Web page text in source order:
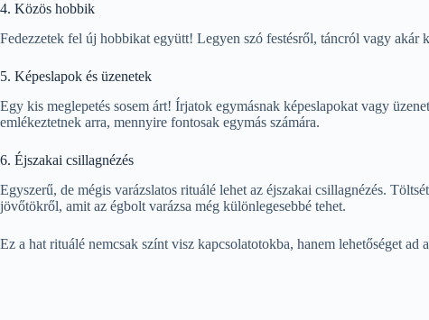
4. Közös hobbik
Fedezzetek fel új hobbikat együtt! Legyen szó festésről, táncról vagy akár
5. Képeslapok és üzenetek
Egy kis meglepetés sosem árt! Írjatok egymásnak képeslapokat vagy
emlékeztetnek arra, mennyire fontosak egymás számára.
6. Éjszakai csillagnézés
Egyszerű, de mégis varázslatos rituálé lehet az éjszakai csillagnézés.
jövőtökről, amit az égbolt varázsa még különlegesebbé tehet.
Ez a hat rituálé nemcsak színt visz kapcsolatotokba, hanem lehetőséget